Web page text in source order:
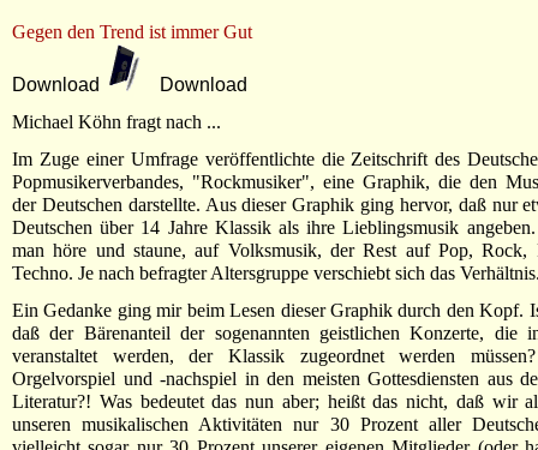
Gegen den Trend ist immer Gut
Download
Download
Michael Köhn fragt nach ...
Im Zuge einer Umfrage veröffentlichte die Zeitschrift des
Popmusikerverbandes, "Rockmusiker", eine Graphik, die den
der Deutschen darstellte. Aus dieser Graphik ging hervor, daß nur
Deutschen über 14 Jahre Klassik als ihre Lieblingsmusik
man höre und staune, auf Volksmusik, der Rest auf Pop, Rock,
Techno. Je nach befragter Altersgruppe verschiebt sich das
Ein Gedanke ging mir beim Lesen dieser Graphik durch den Kopf.
daß der Bärenanteil der sogenannten geistlichen Konzerte, die
veranstaltet werden, der Klassik zugeordnet werden
Orgelvorspiel und -nachspiel in den meisten Gottesdiensten aus
Literatur?! Was bedeutet das nun aber; heißt das nicht, daß wir
unseren musikalischen Aktivitäten nur 30 Prozent aller